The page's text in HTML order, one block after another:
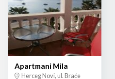
Apartmani Mila
Herceg Novi, ul. Braće